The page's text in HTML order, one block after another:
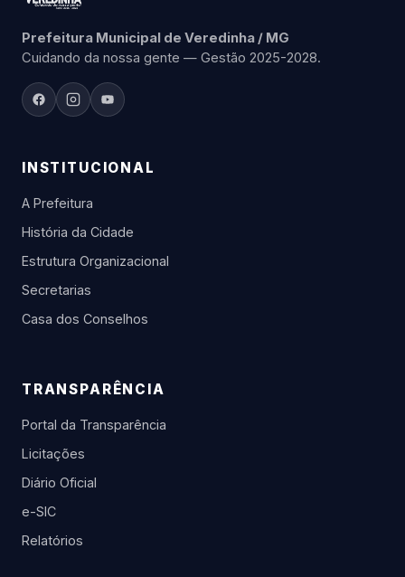
Prefeitura Municipal de Veredinha / MG
Cuidando da nossa gente — Gestão 2025-2028.
INSTITUCIONAL
A Prefeitura
História da Cidade
Estrutura Organizacional
Secretarias
Casa dos Conselhos
TRANSPARÊNCIA
Portal da Transparência
Licitações
Diário Oficial
e-SIC
Relatórios